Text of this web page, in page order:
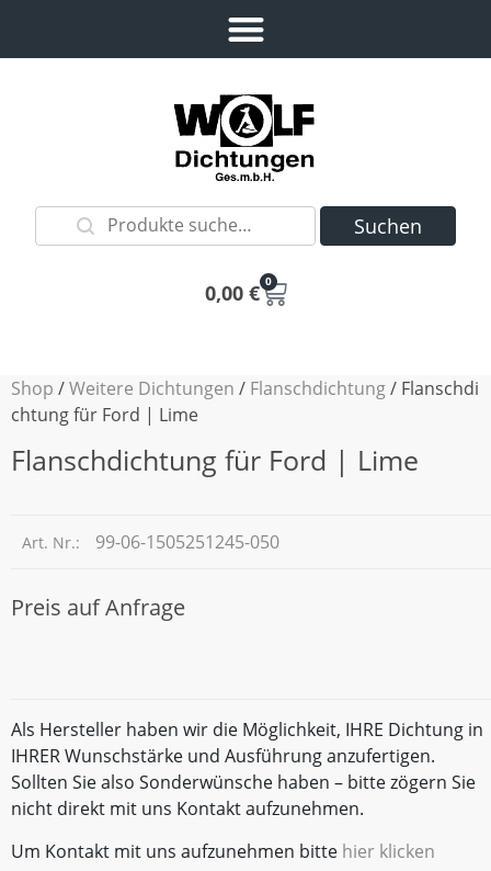
Suchen
0,00 € 0
Shop /Weitere Dichtungen / Flanschdichtung/ Flanschdi
chtung für Ford | Lime
Flanschdichtung für Ford | Lime
Art. Nr.: 99-06-1505251245-050
Preis auf Anfrage
Als Hersteller haben wir die Möglichkeit, IHRE Dichtung in
IHRER Wunschstärke und Ausführung anzufertigen.
Sollten Sie also Sonderwünsche haben – bitte zögern Sie
nicht direkt mit uns Kontakt aufzunehmen.
Um Kontakt mit uns aufzunehmen bitte hier klicken